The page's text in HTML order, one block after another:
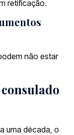
retificação.
não estar
uma década, o